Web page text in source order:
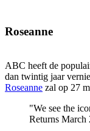
Roseanne
ABC heeft de
dan twintig jaar
Roseanne zal op 27
"We see the
Returns March